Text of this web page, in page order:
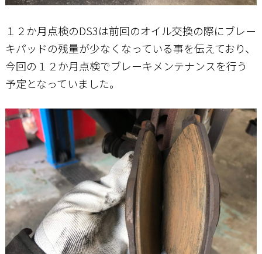
１２か月点検のDS3は前回のオイル交換の際にブレー
キパッドの残量が少なくなっている事を伝えており、
今回の１２か月点検でブレーキメンテナンスを行う
予定となっていました。